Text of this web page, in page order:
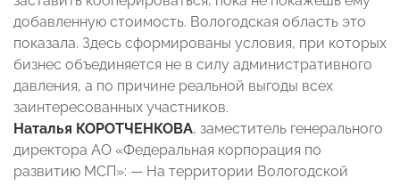
добавленную стоимость. Вологодская область это
показала. Здесь сформированы условия, при которых
бизнес объединяется не в силу административного
давления, а по причине реальной выгоды всех
заинтересованных участников.
Наталья КОРОТЧЕНКОВА, заместитель генерального
директора АО «Федеральная корпорация по
развитию МСП»: — На территории Вологодской